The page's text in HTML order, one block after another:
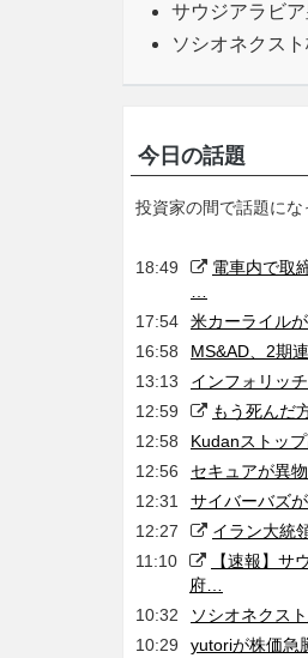
サウジアラビ
ソシオネクス
今日の話題
投資家の間で話題にな
18:49
電車内で取
17:54
米カーライル
16:58
MS&AD、2期
13:13
インフォリッ
12:59
もう死んだ
12:58
Kudanストップ
12:56
セキュアが異
12:31
サイバーバズ
12:27
イラン大統
11:10
【速報】
府…
10:32
ソシオネクス
10:29
yutoriが株価急